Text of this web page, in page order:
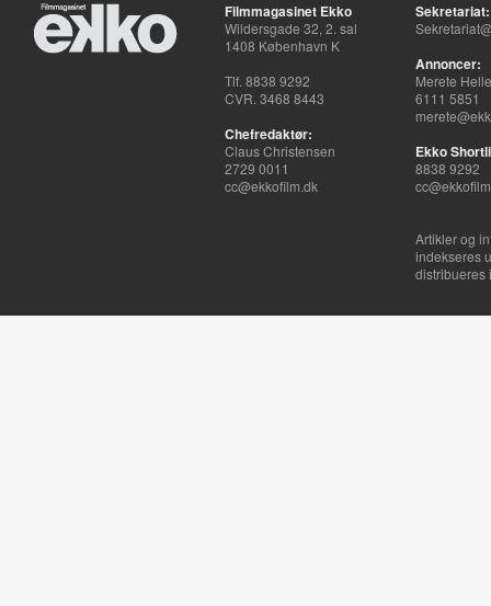
Filmmagasinet Ekko
Wildersgade 32, 2. sal
1408 København K
Tlf. 8838 9292
CVR. 3468 8443
Chefredaktør:
Claus Christensen
2729 0011
cc@ekkofilm.dk
Sekretariat:
Annoncer:
Merete
6111 5851
Ekko
8838 9292
Artikler og
indekseres
distribueres